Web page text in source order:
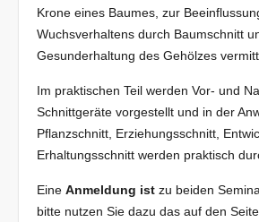
Krone eines Baumes, zur
Wuchsverhaltens durch Baumschnitt
Gesunderhaltung des Gehölzes
Im praktischen Teil werden Vor- und
Schnittgeräte vorgestellt und in der
Pflanzschnitt, Erziehungsschnitt,
Erhaltungsschnitt werden praktisch
EineAnmeldung istzu beiden
bitte nutzen Sie dazu das auf den